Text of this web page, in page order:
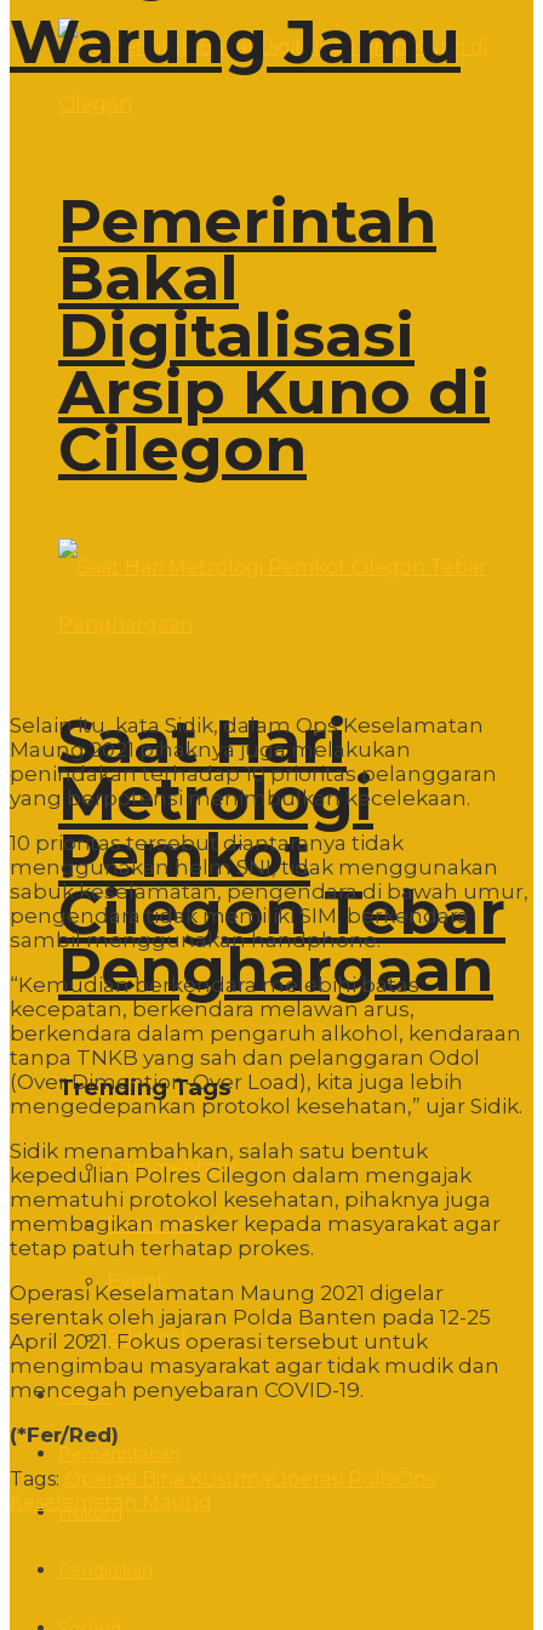
Pemerintah
Bakal
Digitalisasi
Arsip Kuno di
Cilegon
Saat Hari
Metrologi
Pemkot
Cilegon Tebar
Penghargaan
Trending Tags
Commentary
Featured
Event
Editorial
Politik
Warung Jamu
Selain itu, kata Sidik, dalam Ops Keselamatan
Maung 2021 pihaknya juga melakukan
penindakan terhadap 10 prioritas pelanggaran
yang berpotensi menimbulkan kecelekaan.
10 prioritas tersebut diantaranya tidak
menggunakan helm SNI, tidak menggunakan
sabuk keselamatan, pengendara di bawah umur,
pengendara tidak memiliki SIM, berkendara
sambil menggunakan handphone.
“Kemudian berkendara melebihi batas
kecepatan, berkendara melawan arus,
berkendara dalam pengaruh alkohol, kendaraan
tanpa TNKB yang sah dan pelanggaran Odol
(Over Dimention-Over Load), kita juga lebih
mengedepankan protokol kesehatan,” ujar Sidik.
Sidik menambahkan, salah satu bentuk
kepedulian Polres Cilegon dalam mengajak
mematuhi protokol kesehatan, pihaknya juga
membagikan masker kepada masyarakat agar
tetap patuh terhatap prokes.
Operasi Keselamatan Maung 2021 digelar
serentak oleh jajaran Polda Banten pada 12-25
April 2021. Fokus operasi tersebut untuk
mengimbau masyarakat agar tidak mudik dan
mencegah penyebaran COVID-19.
(*Fer/Red)
Tags: